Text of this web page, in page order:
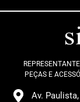
PEÇAS E
Av.